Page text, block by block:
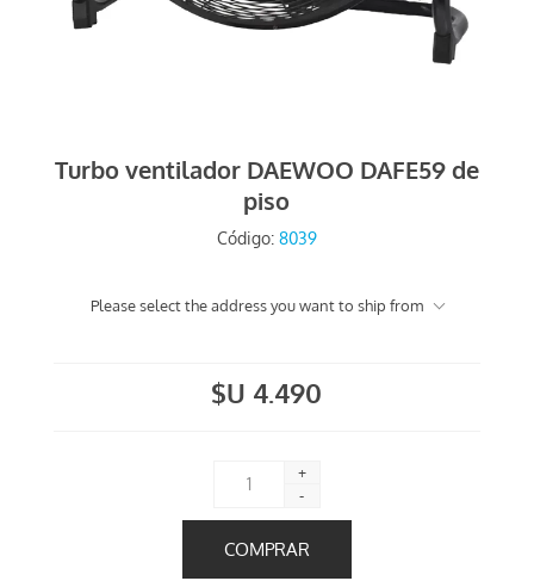
Turbo ventilador DAEWOO DAFE59 de
piso
Código: 8039
Please select the address you want to ship from
$U 4.490
+
-